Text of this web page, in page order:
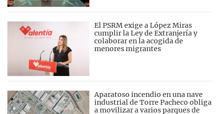
El PSRM exige a López Miras
cumplir la Ley de Extranjería y
colaborar en la acogida de
menores migrantes
Aparatoso incendio en una nave
industrial de Torre Pacheco obliga
a movilizar a varios parques de